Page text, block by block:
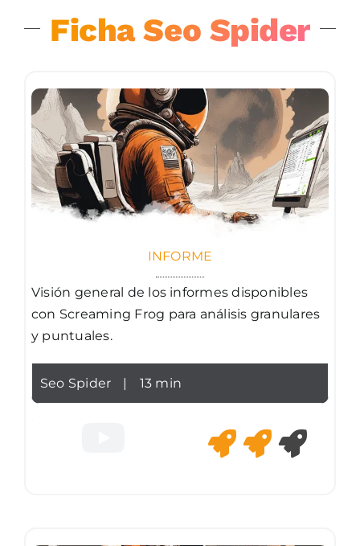
Ficha Seo Spider
INFORME
Visión general de los informes disponibles
con Screaming Frog para análisis granulares
y puntuales.
Seo Spider | 13 min